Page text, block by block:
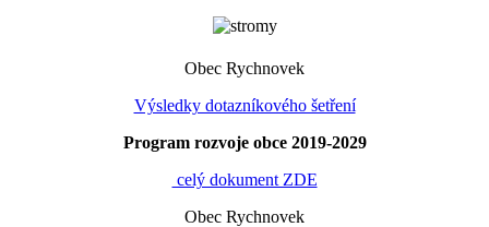
Obec Rychnovek
Výsledky dotazníkového šetření
Program rozvoje obce 2019-2029
celý dokument ZDE
Obec Rychnovek